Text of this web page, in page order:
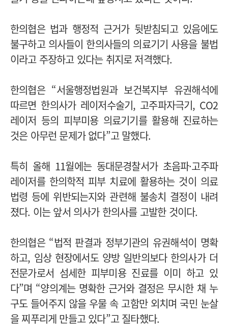
한의협은 법과 행정적 근거가 뒷받침되고 있음에도
불구하고 의사들이 한의사들의 의료기기 사용을 불법
이라고 주장하고 있다는 취지로 저격했다.
한의협은 “서울행정법원과 보건복지부 유권해석에
따르면 한의사가 레이저수술기, 고주파자극기, CO2
레이저 등의 피부미용 의료기기를 활용해 진료하는
것은 아무런 문제가 없다”고 말했다.
특히 올해 11월에는 동대문경찰서가 초음파·고주파
레이저를 한의학적 피부 치료에 활용하는 것이 의료
법령 등에 위반되는지와 관련해 불송치 결정이 내려
졌다. 이는 앞서 의사가 한의사를 고발한 것이다.
한의협은 “법적 판결과 정부기관의 유권해석이 명확
하고, 임상 현장에서도 양방 일반의보다 한의사가 더
전문가로서 섬세한 피부미용 진료를 이미 하고 있
다”며 “양의계는 명확한 근거와 결정은 무시한 채 누
구도 들어주지 않을 우물 속 고함만 외치며 국민 눈살
을 찌푸리게 만들고 있다”고 질타했다.